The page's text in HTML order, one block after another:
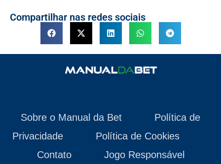
Compartilhar nas redes sociais
Sobre o Manual da Bet
Política de
Privacidade
Política de Cookies
Contato
Jogo Responsável